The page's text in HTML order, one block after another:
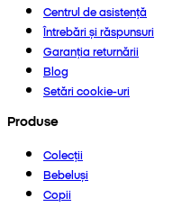
Centrul de asistență
Întrebări și răspunsuri
Garanția returnării
Blog
Setări cookie-uri
Produse
Colecții
Bebeluși
Copii